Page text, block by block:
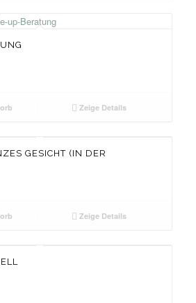
Zeige Details
GESICHT (IN DER
Zeige Details